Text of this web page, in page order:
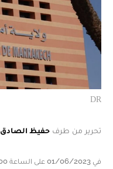
DR
تحرير من طرف حفيظ الصادق